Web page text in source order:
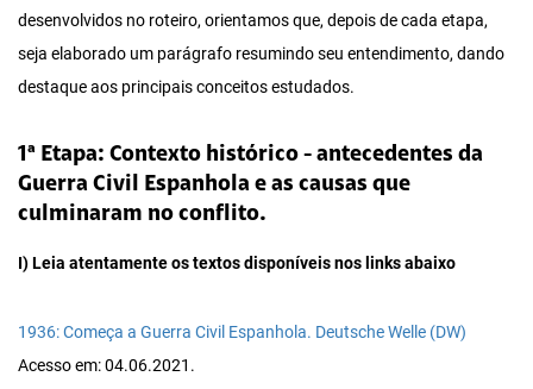
desenvolvidos no roteiro, orientamos que, depois de cada etapa,
seja elaborado um parágrafo resumindo seu entendimento, dando
destaque aos principais conceitos estudados.
1ª Etapa: Contexto histórico - antecedentes da
Guerra Civil Espanhola e as causas que
culminaram no conflito.
I) Leia atentamente os textos disponíveis nos links abaixo
1936: Começa a Guerra Civil Espanhola. Deutsche Welle (DW)
Acesso em: 04.06.2021.